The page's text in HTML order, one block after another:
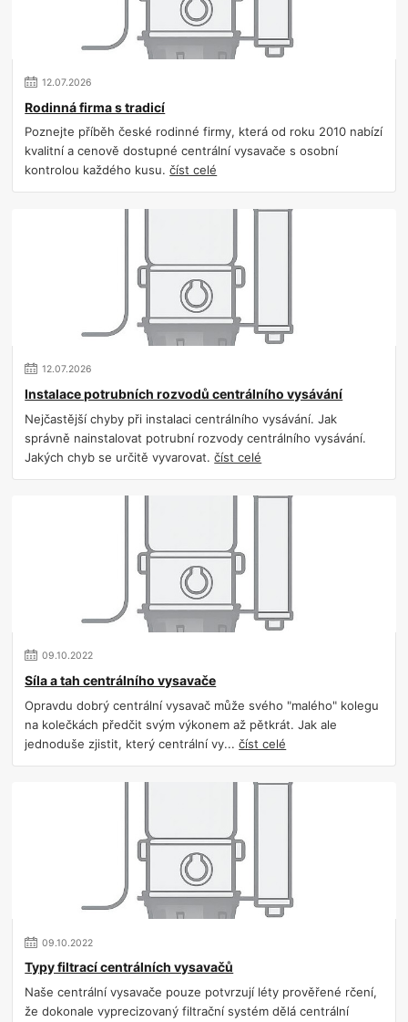
12.07.2026
Rodinná firma s tradicí
Poznejte příběh české rodinné firmy, která od roku 2010 nabízí
kvalitní a cenově dostupné centrální vysavače s osobní
kontrolou každého kusu.číst celé
12.07.2026
Instalace potrubních rozvodů centrálního vysávání
Nejčastější chyby při instalaci centrálního vysávání. Jak
správně nainstalovat potrubní rozvody centrálního vysávání.
Jakých chyb se určitě vyvarovat.číst celé
09.10.2022
Síla a tah centrálního vysavače
Opravdu dobrý centrální vysavač může svého "malého" kolegu
na kolečkách předčit svým výkonem až pětkrát. Jak ale
jednoduše zjistit, který centrální vy...číst celé
09 10 2022
Typy filtrací centrálních vysavačů
Naše centrální vysavače pouze potvrzují léty prověřené rčení,
že dokonale vyprecizovaný filtrační systém dělá centrální